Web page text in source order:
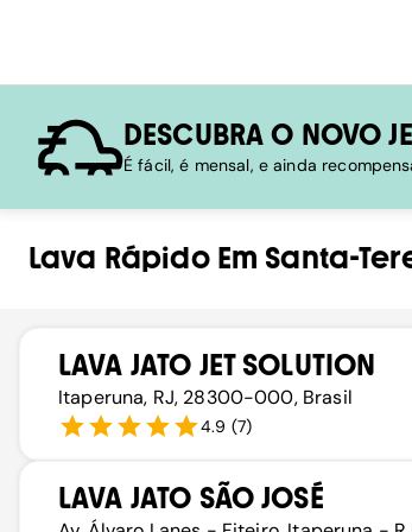
DESCUBRA O NOVO
É fácil, é mensal, e ainda
Lava RápidoEm Santa-
LAVA JATO JET SOLUTION
Itaperuna, RJ, 28300-000, Brasil
4.9 (7)
LAVA JATO SÃO JOSÉ